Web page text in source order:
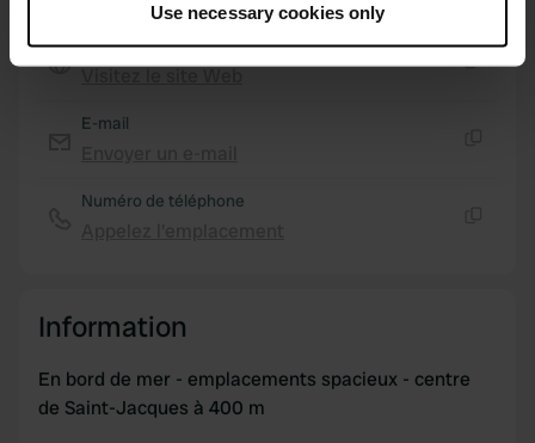
Collect information about your geographical location
which can be accurate to within several meters
our social media, advertising and analytics partners who
may combine it with other information that you’ve
provided to them or that they’ve collected from your use
of their services.
Use necessary cookies only
Site web
E-mail
Numéro de téléphone
Information
En bord de mer - emplacements spacieux - centre
de Saint-Jacques à 400 m